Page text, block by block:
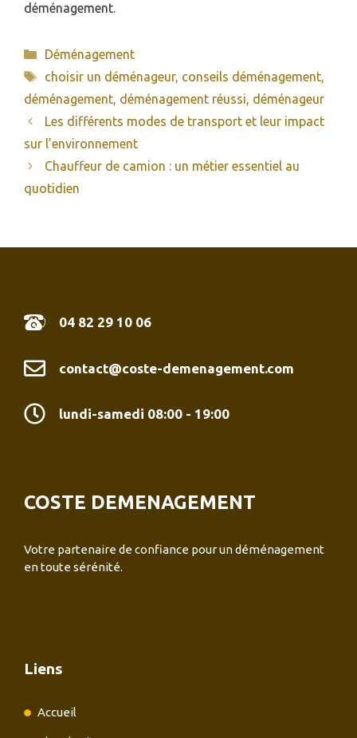
déménagement.
Catégories
Déménagement
Étiquettes
choisir un déménageur, conseils déménagement,
déménagement, déménagement réussi, déménageur
Les différents modes de transport et leur impact
sur l’environnement
Chauffeur de camion : un métier essentiel au
quotidien
04 82 29 10 06
contact@coste-demenagement.com
lundi-samedi 08:00 - 19:00
COSTE DEMENAGEMENT
Votre partenaire de confiance pour un déménagement
en toute sérénité.
Liens
Accueil